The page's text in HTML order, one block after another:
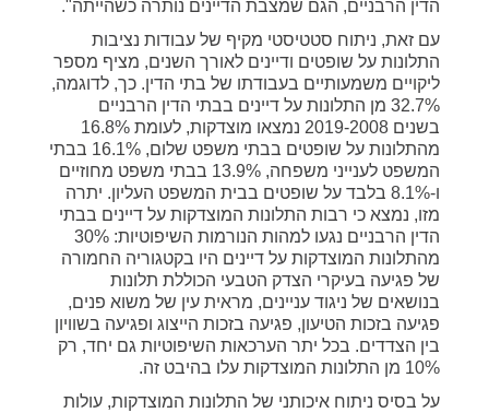
הדין הרבניים, הגם שמצבת הדיינים נותרה כשהייתה".
עם זאת, ניתוח סטטיסטי מקיף של עבודות נציבות
התלונות על שופטים ודיינים לאורך השנים, מציף מספר
ליקויים משמעותיים בעבודתו של בתי הדין. כך, לדוגמה,
32.7% מן התלונות על דיינים בבתי הדין הרבניים
בשנים 2019-2008 נמצאו מוצדקות, לעומת 16.8%
מהתלונות על שופטים בבתי משפט שלום, 16.1% בבתי
המשפט לענייני משפחה, 13.9% בבתי משפט מחוזיים
ו-8.1% בלבד על שופטים בבית המשפט העליון. יתרה
מזו, נמצא כי רבות התלונות המוצדקות על דיינים בבתי
הדין הרבניים נגעו למהות הנורמות השיפוטיות: 30%
מהתלונות המוצדקות על דיינים היו בקטגוריה החמורה
של פגיעה בעיקרי הצדק הטבעי הכוללת תלונות
בנושאים של ניגוד עניינים, מראית עין של משוא פנים,
פגיעה בזכות הטיעון, פגיעה בזכות הייצוג ופגיעה בשוויון
בין הצדדים. בכל יתר הערכאות השיפוטיות גם יחד, רק
10% מן התלונות המוצדקות עלו בהיבט זה.
על בסיס ניתוח איכותני של התלונות המוצדקות, עולות